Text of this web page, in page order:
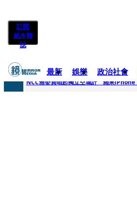
訂閱
紙本雜
誌
最新 娛樂 政治社會
快訊
NCC無委員唱起獨立空城計 蘋果iPhone